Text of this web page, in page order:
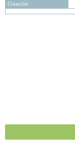
Creación